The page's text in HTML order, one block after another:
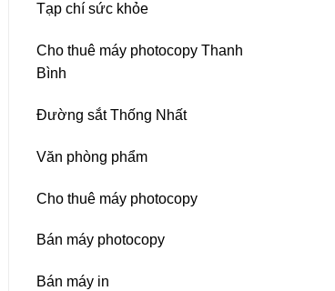
Tạp chí sức khỏe
Cho thuê máy photocopy Thanh
Bình
Đường sắt Thống Nhất
Văn phòng phẩm
Cho thuê máy photocopy
Bán máy photocopy
Bán máy in